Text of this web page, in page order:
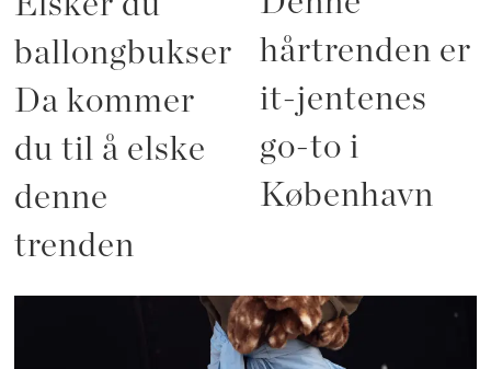
ballongbukser?
Da kommer
du til å elske
denne
trenden
hårtrenden er
it-jentenes
go-to i
København